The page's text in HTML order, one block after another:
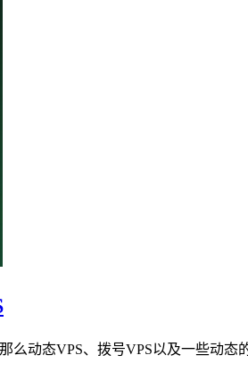
么动态VPS、拨号VPS以及一些动